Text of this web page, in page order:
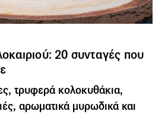
20 συνταγές που
τρυφερά κολοκυθάκια,
αρωματικά μυρωδικά και